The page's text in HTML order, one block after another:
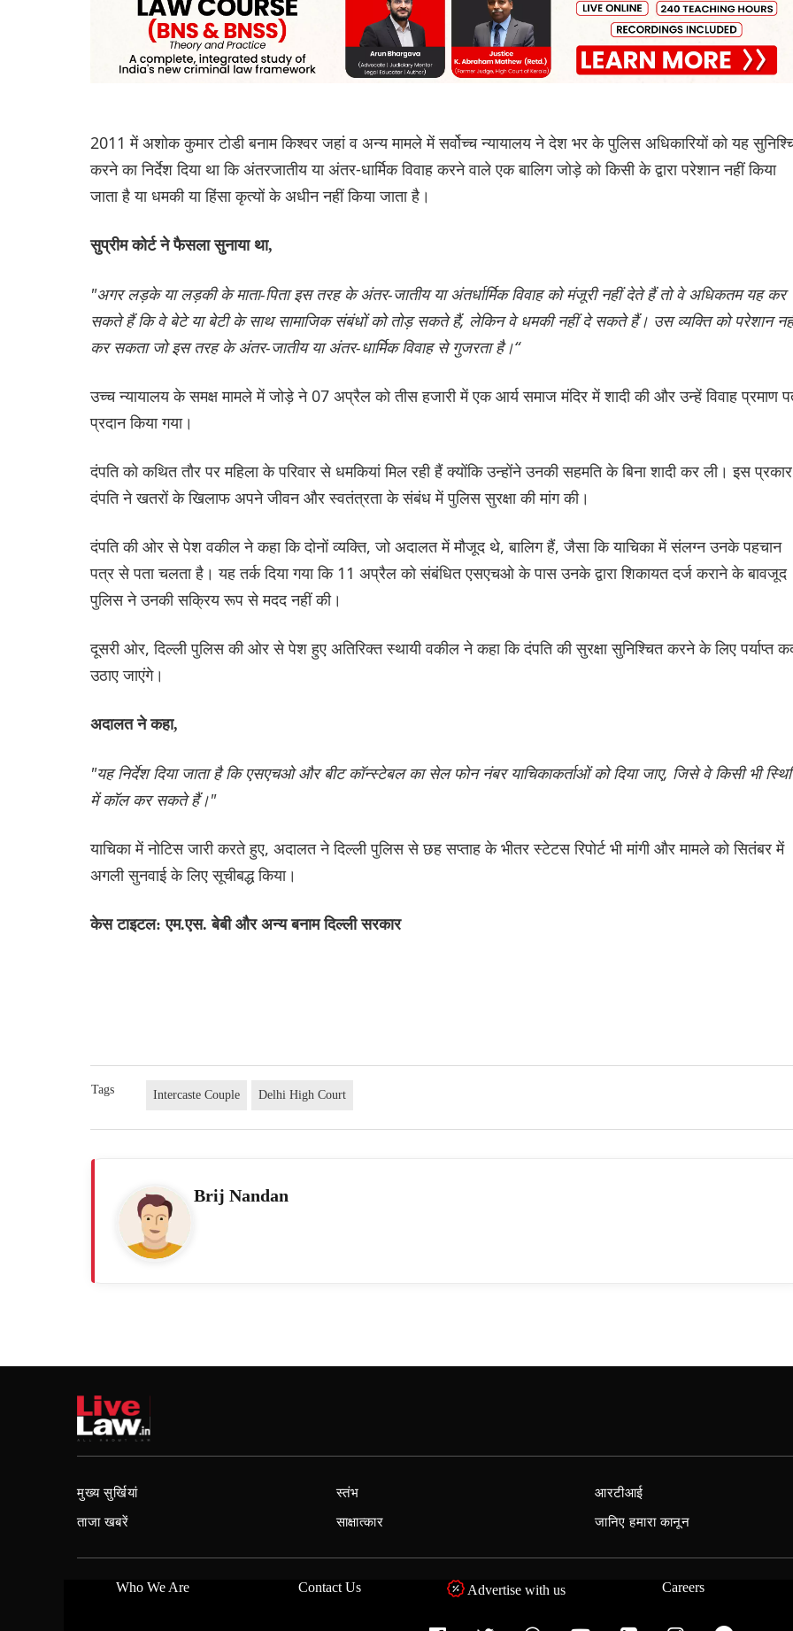
2011 में अशोक कुमार टोडी बनाम किश्वर जहां व अन्य मामले में सर्वोच्च न्यायालय ने देश भर के पुलिस अधिकारियों को यह
करने का निर्देश दिया था कि अंतरजातीय या अंतर-धार्मिक विवाह करने वाले एक बालिग जोड़े को किसी के द्वारा परेशान नहीं किया
जाता है या धमकी या हिंसा कृत्यों के अधीन नहीं किया जाता है।
सुप्रीम कोर्ट ने फैसला सुनाया था,
"अगर लड़के या लड़की के माता-पिता इस तरह के अंतर-जातीय या अंतर्धार्मिक विवाह को मंजूरी नहीं देते हैं तो वे अधिकतम यह कर
सकते हैं कि वे बेटे या बेटी के साथ सामाजिक संबंधों को तोड़ सकते हैं, लेकिन वे धमकी नहीं दे सकते हैं। उस व्यक्ति को परेशान
कर सकता जो इस तरह के अंतर-जातीय या अंतर-धार्मिक विवाह से गुजरता है।“
उच्च न्यायालय के समक्ष मामले में जोड़े ने 07 अप्रैल को तीस हजारी में एक आर्य समाज मंदिर में शादी की और उन्हें विवाह प्रमाण
प्रदान किया गया।
दंपति को कथित तौर पर महिला के परिवार से धमकियां मिल रही हैं क्योंकि उन्होंने उनकी सहमति के बिना शादी कर ली। इस प्रकार
दंपति ने खतरों के खिलाफ अपने जीवन और स्वतंत्रता के संबंध में पुलिस सुरक्षा की मांग की।
दंपति की ओर से पेश वकील ने कहा कि दोनों व्यक्ति, जो अदालत में मौजूद थे, बालिग हैं, जैसा कि याचिका में संलग्न उनके पहचान
पत्र से पता चलता है। यह तर्क दिया गया कि 11 अप्रैल को संबंधित एसएचओ के पास उनके द्वारा शिकायत दर्ज कराने के बावजूद
पुलिस ने उनकी सक्रिय रूप से मदद नहीं की।
दूसरी ओर, दिल्ली पुलिस की ओर से पेश हुए अतिरिक्त स्थायी वकील ने कहा कि दंपति की सुरक्षा सुनिश्चित करने के लिए पर्याप्त
उठाए जाएंगे।
अदालत ने कहा,
"यह निर्देश दिया जाता है कि एसएचओ और बीट कॉन्स्टेबल का सेल फोन नंबर याचिकाकर्ताओं को दिया जाए, जिसे वे किसी भी
में कॉल कर सकते हैं।"
याचिका में नोटिस जारी करते हुए, अदालत ने दिल्ली पुलिस से छह सप्ताह के भीतर स्टेटस रिपोर्ट भी मांगी और मामले को सितंबर में
अगली सुनवाई के लिए सूचीबद्ध किया।
केस टाइटल: एम.एस. बेबी और अन्य बनाम दिल्ली सरकार
Tags Intercaste Couple Delhi High Court
Brij Nandan
मुख्य सुर्खियां
ताजा खबरें
स्तंभ
साक्षात्कार
आरटीआई
जानिए हमारा कानून
Who We Are Contact Us Advertise with us Careers